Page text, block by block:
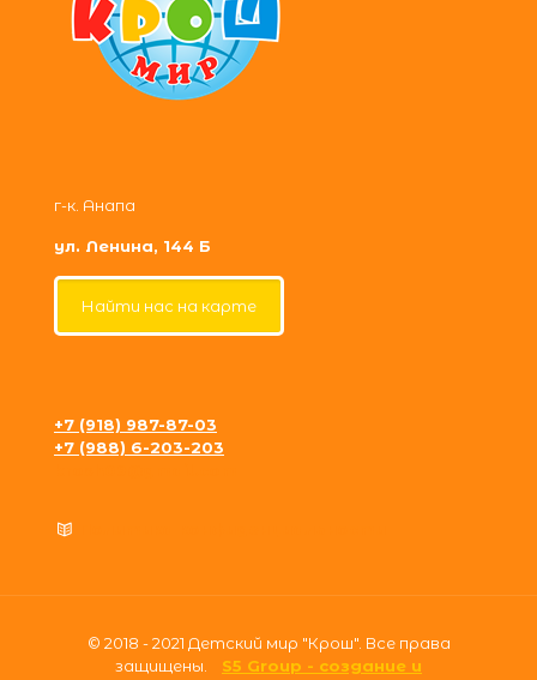
г-к. Анапа
ул. Ленина, 144 Б
Найти нас на карте
+7 (918) 987-87-03
+7 (988) 6-203-203
© 2018 - 2021 Детский мир "Крош". Все права
защищены. S5 Group - создание и